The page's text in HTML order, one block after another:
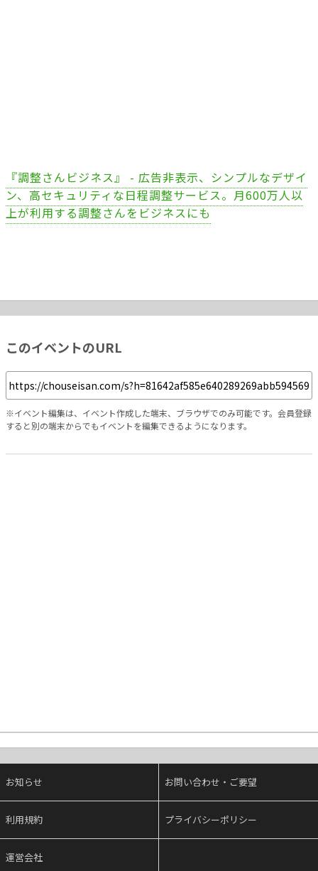
『調整さんビジネス』 - 広告非表示、シンプルなデザイ
ン、高セキュリティな日程調整サービス。月600万人以
上が利用する調整さんをビジネスにも
このイベントのURL
※イベント編集は、イベント作成した端末、ブラウザでのみ可能です。会員登録
すると別の端末からでもイベントを編集できるようになります。
お知らせ お問い合わせ・ご要望
利用規約 プライバシーポリシー
運営会社